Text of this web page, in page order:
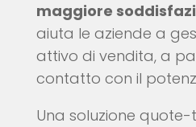
maggiore
aiuta le aziende a
attivo di vendita, a
contatto con il
Una soluzione